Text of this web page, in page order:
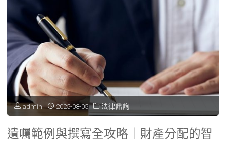
admin 2025-08-05 法律諮詢
遺囑範例與撰寫全攻略｜財產分配的智